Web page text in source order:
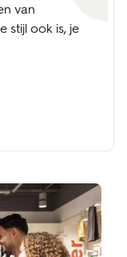
van
stijl ook is, je